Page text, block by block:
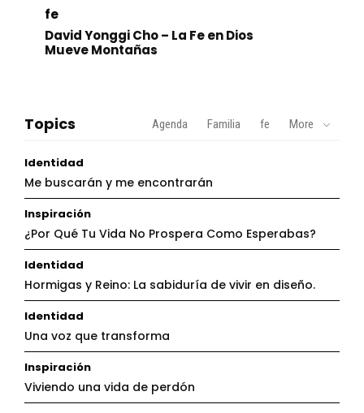
fe
David Yonggi Cho – La Fe en Dios
Mueve Montañas
Topics Agenda Familia fe More
Identidad
Me buscarán y me encontrarán
Inspiración
¿Por Qué Tu Vida No Prospera Como Esperabas?
Identidad
Hormigas y Reino: La sabiduría de vivir en diseño.
Identidad
Una voz que transforma
Inspiración
Viviendo una vida de perdón